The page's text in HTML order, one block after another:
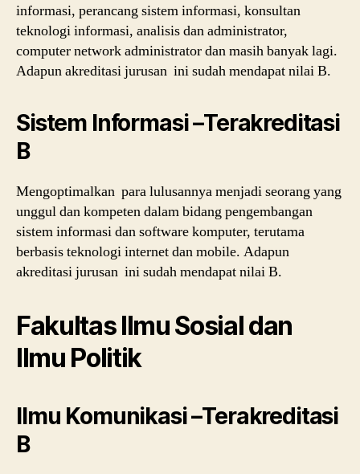
informasi, perancang sistem informasi, konsultan
teknologi informasi, analisis dan administrator,
computer network administrator dan masih banyak lagi.
Adapun akreditasi jurusan ini sudah mendapat nilai B.
Sistem Informasi –Terakreditasi
B
Mengoptimalkan para lulusannya menjadi seorang yang
unggul dan kompeten dalam bidang pengembangan
sistem informasi dan software komputer, terutama
berbasis teknologi internet dan mobile. Adapun
akreditasi jurusan ini sudah mendapat nilai B.
Fakultas Ilmu Sosial dan
Ilmu Politik
Ilmu Komunikasi –Terakreditasi
B